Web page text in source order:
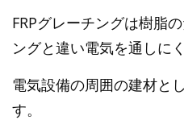
FRPグレーチングは樹脂
ングと違い電気を通しに
電気設備の周囲の建材と
す。